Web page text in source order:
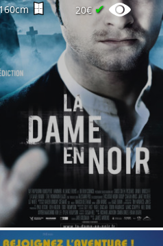
20€ ✔